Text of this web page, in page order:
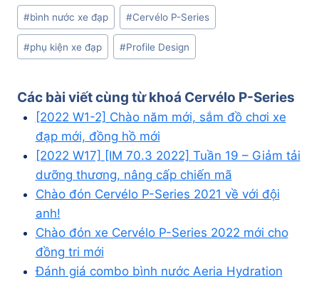
Post
Tags:
#bình nước xe đạp #Cervélo P-Series
#phụ kiện xe đạp #Profile Design
Các bài viết cùng từ khoá Cervélo P-Series
[2022 W1-2] Chào năm mới, sắm đồ chơi xe
đạp mới, đồng hồ mới
[2022 W17] [IM 70.3 2022] Tuần 19 – Giảm tải
dưỡng thương, nâng cấp chiến mã
Chào đón Cervélo P-Series 2021 về với đội
anh!
Chào đón xe Cervélo P-Series 2022 mới cho
đồng tri mới
Đánh giá combo bình nước Aeria Hydration